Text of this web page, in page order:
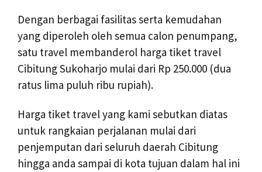
Dengan berbagai fasilitas serta kemudahan
yang diperoleh oleh semua calon penumpang,
satu travel membanderol harga tiket travel
Cibitung Sukoharjo mulai dari Rp 250.000 (dua
ratus lima puluh ribu rupiah).
Harga tiket travel yang kami sebutkan diatas
untuk rangkaian perjalanan mulai dari
penjemputan dari seluruh daerah Cibitung
hingga anda sampai di kota tujuan dalam hal ini